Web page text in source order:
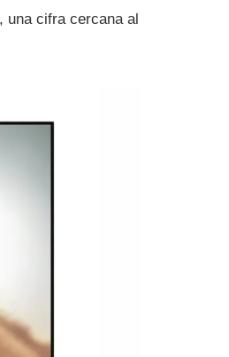
, una cifra cercana al